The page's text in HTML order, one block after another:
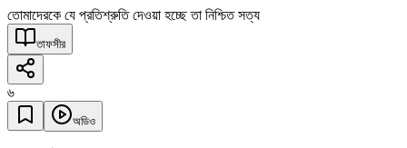
তোমাদেরকে যে প্রতিশ্রুতি দেওয়া হচ্ছে তা নিশ্চিত সত্য
তাফসীর
৬
অডিও